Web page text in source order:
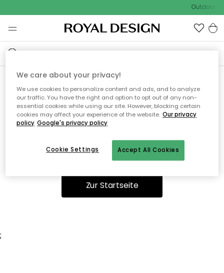
Outdoor
Ooops, die Seite wurde nicht
gefunden.
Sie können auf unserer Startseiteweiter navigieren.
Zur Startseite
;
We care about your privacy!
We use cookies to personalize content and ads, and to analyze
our traffic. You have the right and option to opt out of any non-
essential cookies while using our site. However, blocking certain
cookies may affect your experience of the website. Our privacy
policy Google's privacy policy
Accept All Cookies
Cookie Settings